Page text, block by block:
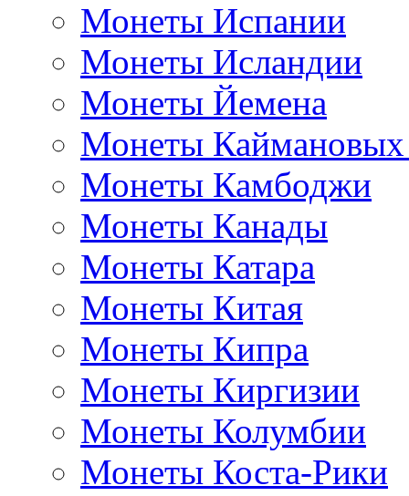
Монеты Испании
Монеты Исландии
Монеты Йемена
Монеты Каймановых
Монеты Камбоджи
Монеты Канады
Монеты Катара
Монеты Китая
Монеты Кипра
Монеты Киргизии
Монеты Колумбии
Монеты Коста-Рики